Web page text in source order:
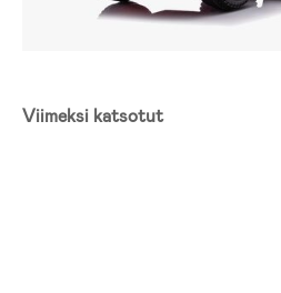
Viimeksi katsotut